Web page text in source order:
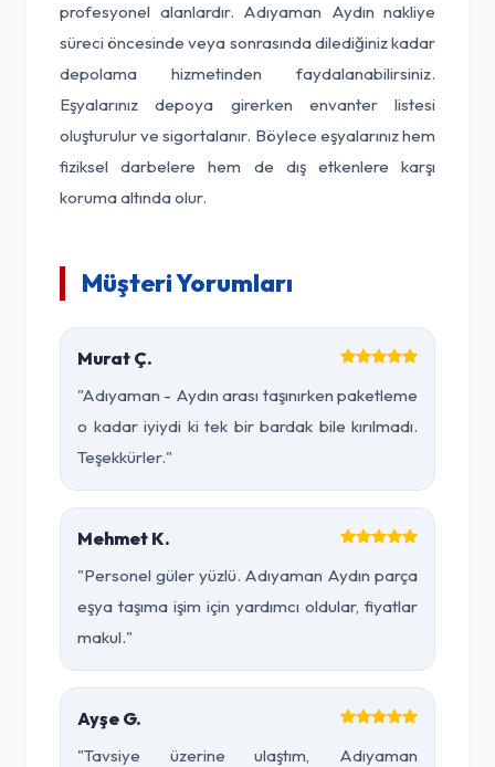
profesyonel alanlardır. Adıyaman Aydın nakliye
süreci öncesinde veya sonrasında dilediğiniz kadar
depolama hizmetinden faydalanabilirsiniz.
Eşyalarınız depoya girerken envanter listesi
oluşturulur ve sigortalanır. Böylece eşyalarınız hem
fiziksel darbelere hem de dış etkenlere karşı
koruma altında olur.
Müşteri Yorumları
Murat Ç.
"Adıyaman - Aydın arası taşınırken paketleme
o kadar iyiydi ki tek bir bardak bile kırılmadı.
Teşekkürler."
Mehmet K.
"Personel güler yüzlü. Adıyaman Aydın parça
eşya taşıma işim için yardımcı oldular, fiyatlar
makul."
Ayşe G.
"Tavsiye üzerine ulaştım, Adıyaman